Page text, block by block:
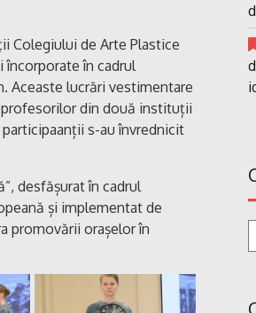
Colegiului de Arte Plastice
încorporate în cadrul
Aceaste lucrări vestimentare
din două instituții
s-au învrednicit
desfășurat în cadrul
și implementat de
promovării orașelor în